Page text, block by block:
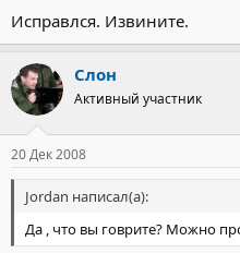
Исправлся. Извините.
Слон
Активный участник
20 Дек 2008
Jordan написал(а):
Да , что вы говрите? Можно